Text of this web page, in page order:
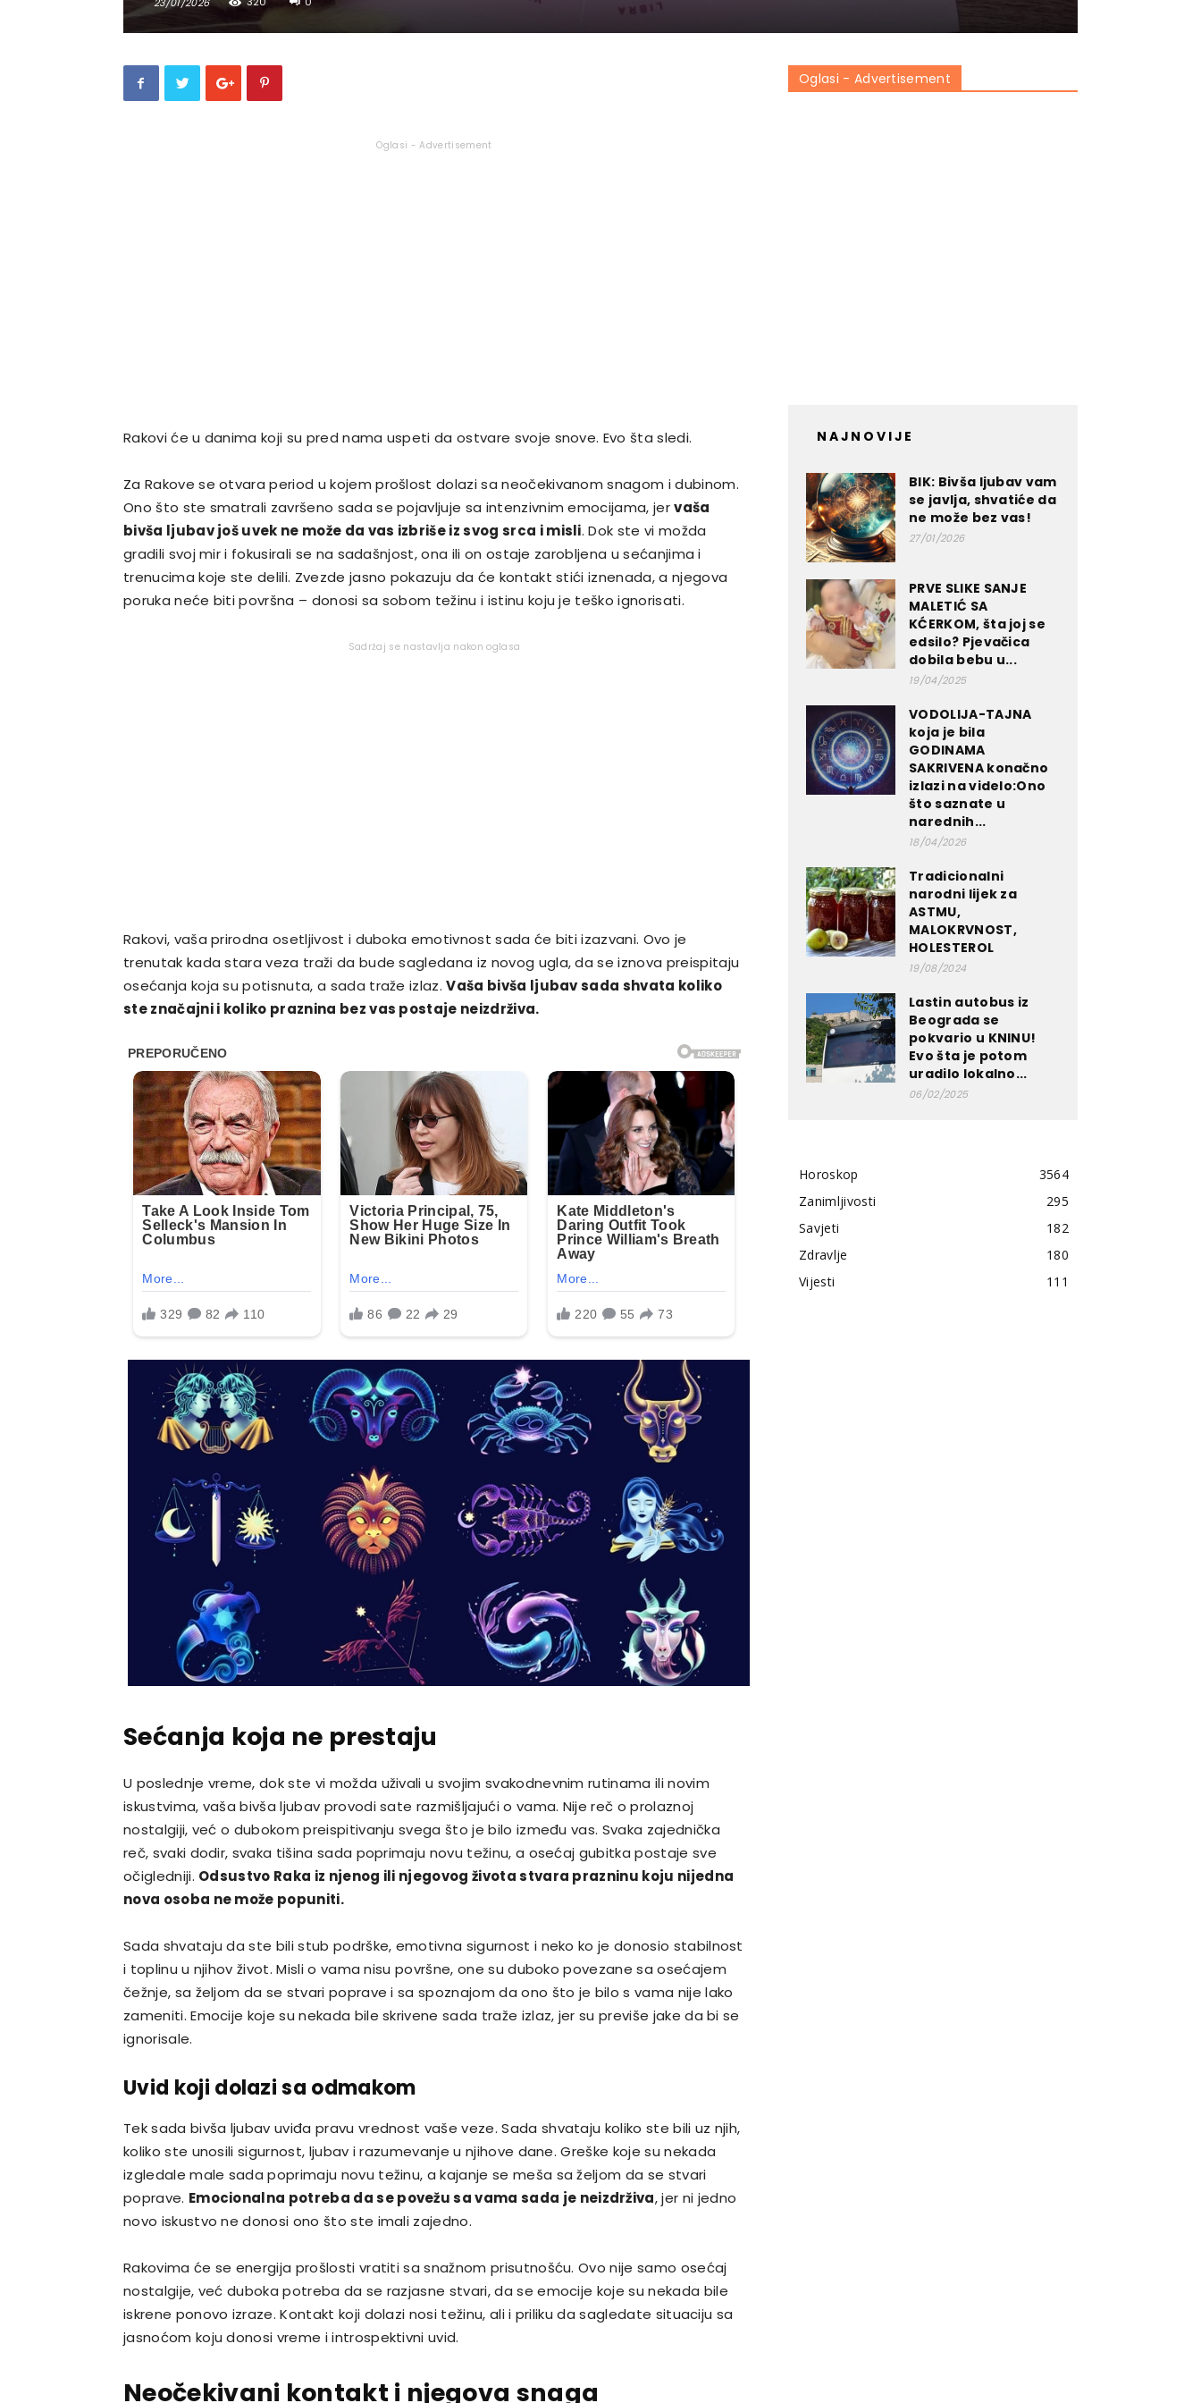
Oglasi - Advertisement
Rakovi će u danima koji su pred nama uspeti da ostvare svoje snove. Evo šta sledi.
Za Rakove se otvara period u kojem prošlost dolazi sa neočekivanom snagom i dubinom.
Ono što ste smatrali završeno sada se pojavljuje sa intenzivnim emocijama, jervaša
bivša ljubav još uvek ne može da vas izbriše iz svog srca i misli. Dok ste vi možda
gradili svoj mir i fokusirali se na sadašnjost, ona ili on ostaje zarobljena u sećanjima i
trenucima koje ste delili. Zvezde jasno pokazuju da će kontakt stići iznenada, a njegova
poruka neće biti površna – donosi sa sobom težinu i istinu koju je teško ignorisati.
Sadržaj se nastavlja nakon oglasa
Rakovi, vaša prirodna osetljivost i duboka emotivnost sada će biti izazvani. Ovo je
trenutak kada stara veza traži da bude sagledana iz novog ugla, da se iznova preispitaju
osećanja koja su potisnuta, a sada traže izlaz.Vaša bivša ljubav sada shvata koliko
ste značajni i koliko praznina bez vas postaje neizdrživa.
Sećanja koja ne prestaju
U poslednje vreme, dok ste vi možda uživali u svojim svakodnevnim rutinama ili novim
iskustvima, vaša bivša ljubav provodi sate razmišljajući o vama. Nije reč o prolaznoj
nostalgiji, već o dubokom preispitivanju svega što je bilo između vas. Svaka zajednička
reč, svaki dodir, svaka tišina sada poprimaju novu težinu, a osećaj gubitka postaje sve
očigledniji. Odsustvo Raka iz njenog ili njegovog života stvara prazninu koju nijedna
nova osoba ne može popuniti.
Sada shvataju da ste bili stub podrške, emotivna sigurnost i neko ko je donosio stabilnost
i toplinu u njihov život. Misli o vama nisu površne, one su duboko povezane sa osećajem
čežnje, sa željom da se stvari poprave i sa spoznajom da ono što je bilo s vama nije lako
zameniti. Emocije koje su nekada bile skrivene sada traže izlaz, jer su previše jake da bi se
ignorisale.
Uvid koji dolazi sa odmakom
Tek sada bivša ljubav uviđa pravu vrednost vaše veze. Sada shvataju koliko ste bili uz njih,
koliko ste unosili sigurnost, ljubav i razumevanje u njihove dane. Greške koje su nekada
izgledale male sada poprimaju novu težinu, a kajanje se meša sa željom da se stvari
poprave. Emocionalna potreba da se povežu sa vama sada je neizdrživa, jer ni jedno
novo iskustvo ne donosi ono što ste imali zajedno.
Rakovima će se energija prošlosti vratiti sa snažnom prisutnošću. Ovo nije samo osećaj
nostalgije, već duboka potreba da se razjasne stvari, da se emocije koje su nekada bile
iskrene ponovo izraze. Kontakt koji dolazi nosi težinu, ali i priliku da sagledate situaciju sa
jasnoćom koju donosi vreme i introspektivni uvid.
Neočekivani kontakt i njegova snaga
Oglasi - Advertisement
NAJNOVIJE
BIK: Bivša ljubav vam
se javlja, shvatiće da
ne može bez vas!
27/01/2026
PRVE SLIKE SANJE
MALETIĆ SA
KĆERKOM, šta joj se
edsilo? Pjevačica
dobila bebu u...
19/04/2025
VODOLIJA-TAJNA
koja je bila
GODINAMA
SAKRIVENA konačno
izlazi na videlo:Ono
što saznate u
narednih...
18/04/2026
Tradicionalni
narodni lijek za
ASTMU,
MALOKRVNOST,
HOLESTEROL
19/08/2024
Lastin autobus iz
Beograda se
pokvario u KNINU!
Evo šta je potom
uradilo lokalno...
06/02/2025
Horoskop
3564
Zanimljivosti
295
Savjeti
182
Zdravlje
180
Vijesti
111